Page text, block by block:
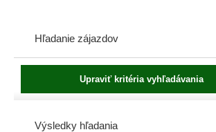
Hľadanie zájazdov
Výsledky hľadania